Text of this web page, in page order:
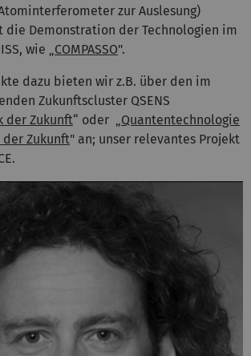
zur Auslesung)
die Demonstration der Technologien im
wie „ COMPASSO".
dazu bieten wir z.B. über den im
Zukunftscluster QSENS
der Zukunft“ oder „ Quantentechnologie
der Zukunft" an; unser relevantes Projekt